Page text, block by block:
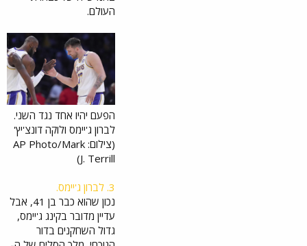
העולם.
הפעם יהיו אחד נגד השני.
לברון ג'יימס ולוקה דונצ'יץ'
(צילום: AP Photo/Mark
J. Terrill)
3. לברון ג'יימס.
נכון שהוא כבר בן 41, אבל
עדיין מדובר בקינג ג'יימס,
גדול השחקנים בדור